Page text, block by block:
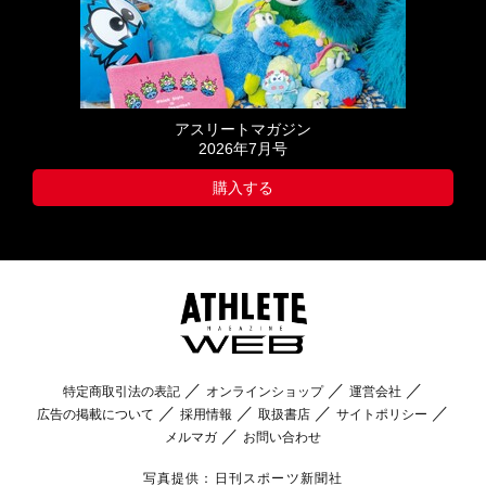
アスリートマガジン
2026年7月号
購入する
特定商取引法の表記 オンラインショップ
運営会社
広告の掲載について
採用情報 取扱書店
サイトポリシー
メルマガ
お問い合わせ
写真提供：日刊スポーツ新聞社